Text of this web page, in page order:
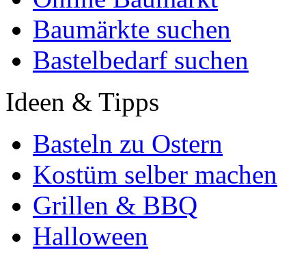
Baumärkte suchen
Bastelbedarf suchen
Ideen & Tipps
Basteln zu Ostern
Kostüm selber machen
Grillen & BBQ
Halloween